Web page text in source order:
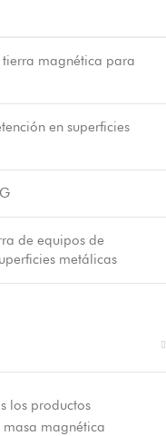
magnética para
en superficies
de equipos de
metálicas
los productos
masa magnética